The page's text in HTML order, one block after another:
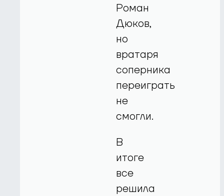
Роман
Дюков,
но
вратаря
соперника
переиграть
не
смогли.
В
итоге
все
решила